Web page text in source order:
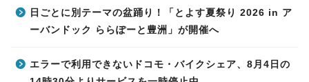
日ごとに別テーマの盆踊り！「とよす夏祭り 2026 in ア
ーバンドック ららぽーと豊洲」が開催へ
エラーで利用できないドコモ・バイクシェア、8月4日の